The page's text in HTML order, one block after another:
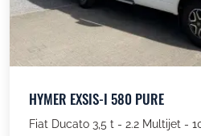
HYMER EXSIS-I 580 PURE
Fiat Ducato 3,5 t - 2.2 Multijet -